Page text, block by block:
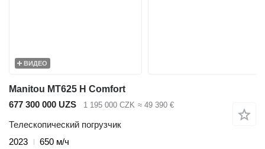
ВИДЕО
Manitou MT625 H Comfort
677 300 000 UZS
1 195 000 CZK ≈ 49 390 €
Телескопический погрузчик
2023
650 м/ч